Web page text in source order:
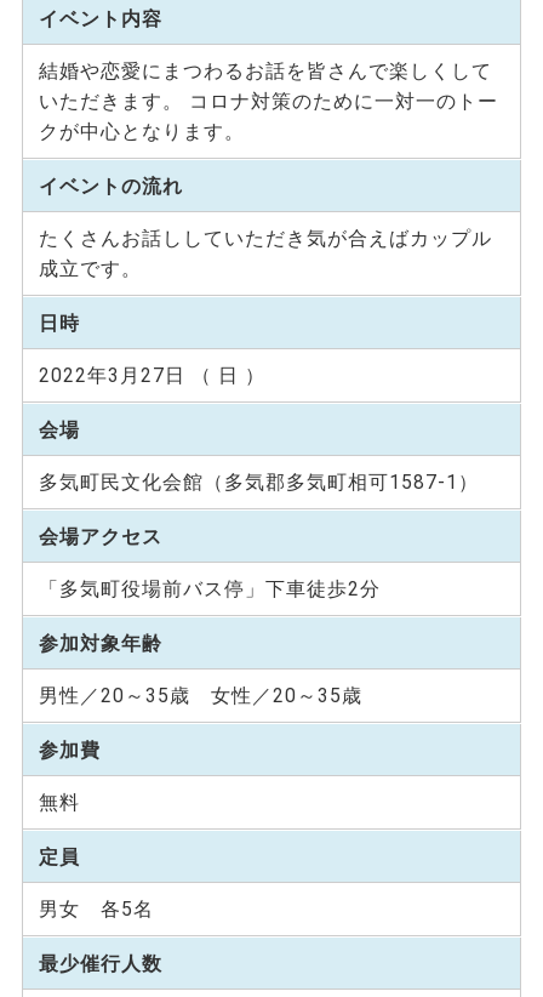
イベント内容
結婚や恋愛にまつわるお話を皆さんで楽しくして
いただきます。 コロナ対策のために一対一のトー
クが中心となります。
イベントの流れ
たくさんお話ししていただき気が合えばカップル
成立です。
日時
2022年3月27日 （ 日 ）
会場
多気町民文化会館（多気郡多気町相可1587-1）
会場アクセス
「多気町役場前バス停」下車徒歩2分
参加対象年齢
男性／20～35歳 女性／20～35歳
参加費
無料
定員
男女 各5名
最少催行人数